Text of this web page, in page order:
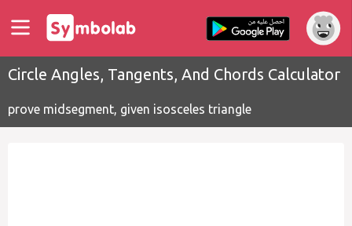
Circle Angles, Tangents, And Chords Calculator
prove midsegment, given isosceles triangle